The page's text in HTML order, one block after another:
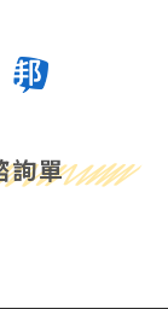
詢單